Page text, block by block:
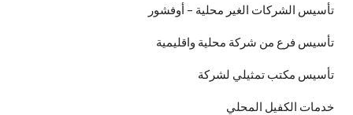
تأسيس الشركات الغير محلية – أوفشور
تأسيس فرع من شركة محلية واقليمية
تأسيس مكتب تمثيلي لشركة
خدمات الكفيل المحلي